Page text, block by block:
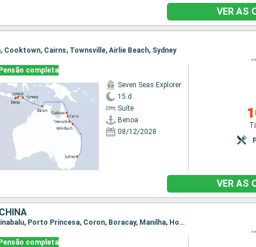
VER AS
Cooktown, Cairns, Townsville, Airlie Beach, Sydney
Pensão completa
Seven Seas Explorer
15 d
Suíte
Benoa
08/12/2028
VER AS
Itinerário : Benoa, Semarang, Muara, Kota Kinabalu, Porto Princesa, Coron, Boracay, Manilha, Hong Kong
Pensão completa